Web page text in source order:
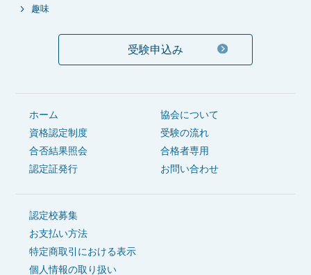
趣味
受験申込み
ホーム
協会について
資格認定制度
受験の流れ
合否結果照会
合格者専用
認定証発行
お問い合わせ
認定校募集
お支払い方法
特定商取引における表示
個人情報の取り扱い